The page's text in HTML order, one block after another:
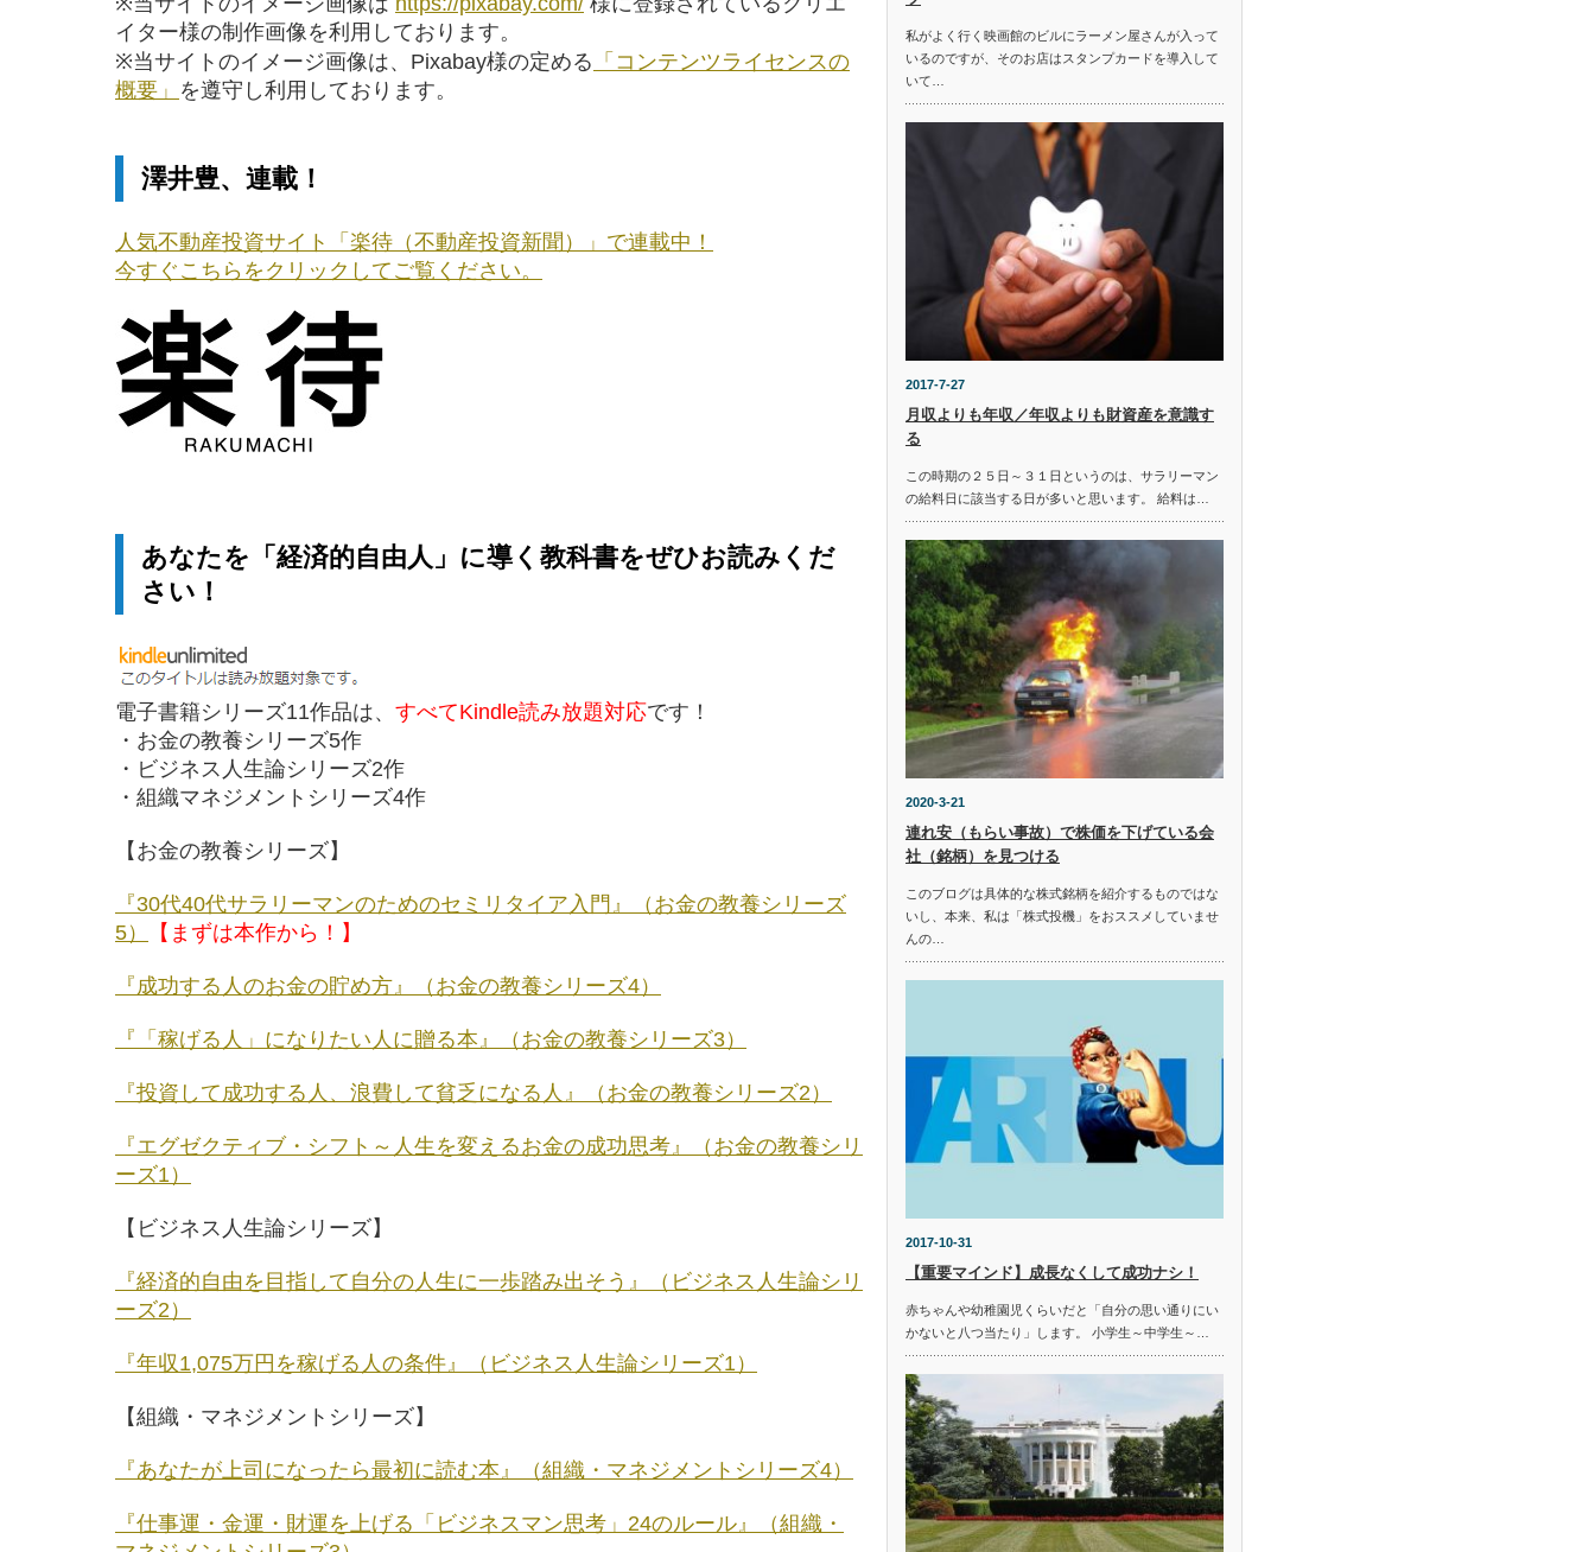
イター様の制作画像を利用しております。
※当サイトのイメージ画像は、Pixabay様の定める 「コンテンツライセンスの
概要」 を遵守し利用しております。
澤井豊、連載！
人気不動産投資サイト「楽待（不動産投資新聞）」で連載中！
今すぐこちらをクリックしてご覧ください。
あなたを「経済的自由人」に導く教科書をぜひお読みくだ
さい！
電子書籍シリーズ11作品は、 すべてKindle読み放題対応です！
・お金の教養シリーズ5作
・ビジネス人生論シリーズ2作
・組織マネジメントシリーズ4作
【お金の教養シリーズ】
『30代40代サラリーマンのためのセミリタイア入門』（お金の教養シリーズ
5）
【まずは本作から！】
『成功する人のお金の貯め方』（お金の教養シリーズ4）
『「稼げる人」になりたい人に贈る本』（お金の教養シリーズ3）
『投資して成功する人、浪費して貧乏になる人』（お金の教養シリーズ2）
『エグゼクティブ・シフト～人生を変えるお金の成功思考』（お金の教養シリ
ーズ1）
【ビジネス人生論シリーズ】
『経済的自由を目指して自分の人生に一歩踏み出そう』（ビジネス人生論シリ
ーズ2）
『年収1,075万円を稼げる人の条件』（ビジネス人生論シリーズ1）
【組織・マネジメントシリーズ】
『あなたが上司になったら最初に読む本』（組織・マネジメントシリーズ4）
『仕事運・金運・財運を上げる「ビジネスマン思考」24のルール』（組織・
私がよく行く映画館のビルにラーメン屋さんが入って
いるのですが、そのお店はスタンプカードを導入して
いて…
2017-7-27
月収よりも年収／年収よりも財資産を意識す
る
この時期の２５日～３１日というのは、サラリーマン
の給料日に該当する日が多いと思います。 給料は…
2020-3-21
連れ安（もらい事故）で株価を下げている会
社（銘柄）を見つける
このブログは具体的な株式銘柄を紹介するものではな
いし、本来、私は「株式投機」をおススメしていませ
んの…
2017-10-31
【重要マインド】成長なくして成功ナシ！
赤ちゃんや幼稚園児くらいだと「自分の思い通りにい
かないと八つ当たり」します。 小学生～中学生～…